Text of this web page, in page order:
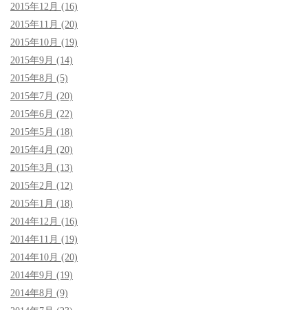
2015年12月 (16)
2015年11月 (20)
2015年10月 (19)
2015年9月 (14)
2015年8月 (5)
2015年7月 (20)
2015年6月 (22)
2015年5月 (18)
2015年4月 (20)
2015年3月 (13)
2015年2月 (12)
2015年1月 (18)
2014年12月 (16)
2014年11月 (19)
2014年10月 (20)
2014年9月 (19)
2014年8月 (9)